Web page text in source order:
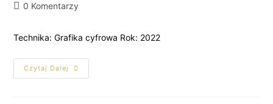
0 Komentarzy
Technika: Grafika cyfrowa Rok: 2022
Czytaj Dalej